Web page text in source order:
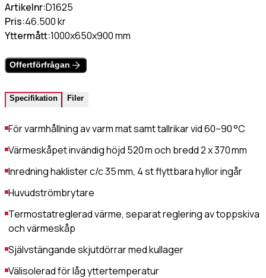
Artikelnr:D1625
Pris:46.500 kr
Yttermått:1000x650x900 mm
Offertförfrågan
Specifikation Filer
För varmhållning av varm mat samt tallrikar vid 60–90 °C
Värmeskåpet invändig höjd 520 m och bredd 2 x 370 mm
Inredning haklister c/c 35 mm, 4 st flyttbara hyllor ingår
Huvudströmbrytare
Termostatreglerad värme, separat reglering av toppskiva
och värmeskåp
Självstängande skjutdörrar med kullager
Välisolerad för låg yttertemperatur
(Obligatoriskt)
(Obligatoriskt)
Vattenbad bänkmodell
Värmevagnar
Kokeri
Dispenser för korg/bricka/kantin
Värmehäll
Utlämningshylla